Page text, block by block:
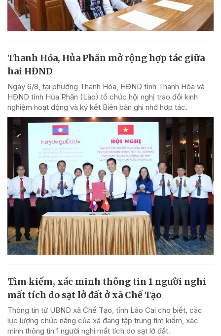
Thanh Hóa, Hủa Phăn mở rộng hợp tác giữa
hai HĐND
Ngày 6/8, tại phường Thanh Hóa, HĐND tỉnh Thanh Hóa và
HĐND tỉnh Hủa Phăn (Lào) tổ chức hội nghị trao đổi kinh
nghiệm hoạt động và ký kết Biên bản ghi nhớ hợp tác.
Tìm kiếm, xác minh thông tin 1 người nghi
mất tích do sạt lở đất ở xã Chế Tạo
Thông tin từ UBND xã Chế Tạo, tỉnh Lào Cai cho biết, các
lực lượng chức năng của xã đang tập trung tìm kiếm, xác
minh thông tin 1 người nghi mất tích do sạt lở đất.